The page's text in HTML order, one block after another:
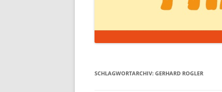
SCHLAGWORTARCHIV: GERHARD ROGLER